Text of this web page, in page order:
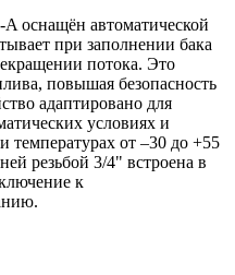
оснащён автоматической
при заполнении бака
потока. Это
повышая безопасность
адаптировано для
условиях и
температурах от –30 до +55
резьбой 3/4" встроена в
к